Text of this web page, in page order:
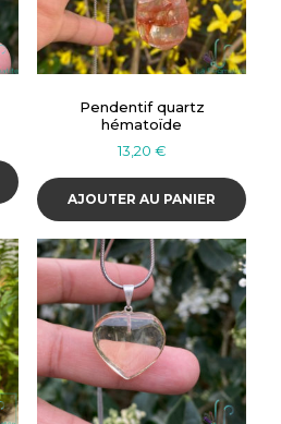
Pendentif quartz
hématoïde
13,20 €
AJOUTER AU PANIER